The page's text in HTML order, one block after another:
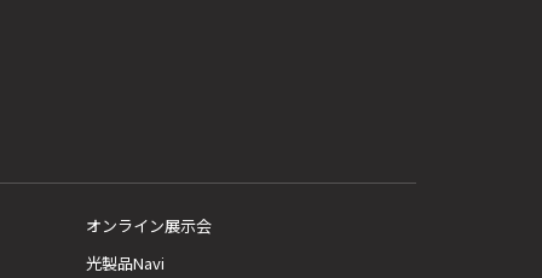
オンライン展示会
光製品Navi